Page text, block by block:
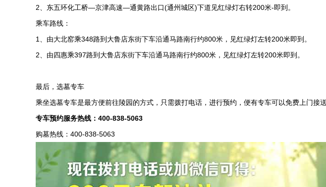
2 、东五环化工桥—京津高速—通黄路出口(通州城区)下道见红绿灯右转200米-即到。
乘车路线：
1
、由大北窑乘348路到大鲁店东街下车沿通马路南行约800米，见红绿灯左转200米即到。
2 、由四惠乘397路到大鲁店东街下车沿通马路南行约800米，见红绿灯左转200米即到。
最后，选墓专车
乘坐选墓专车是最方便前往陵园的方式，只需拨打电话，进行预约，便有专车可以免费上门接送
专车预约服务热线： 400-838-5063
购墓热线：400-838-5063